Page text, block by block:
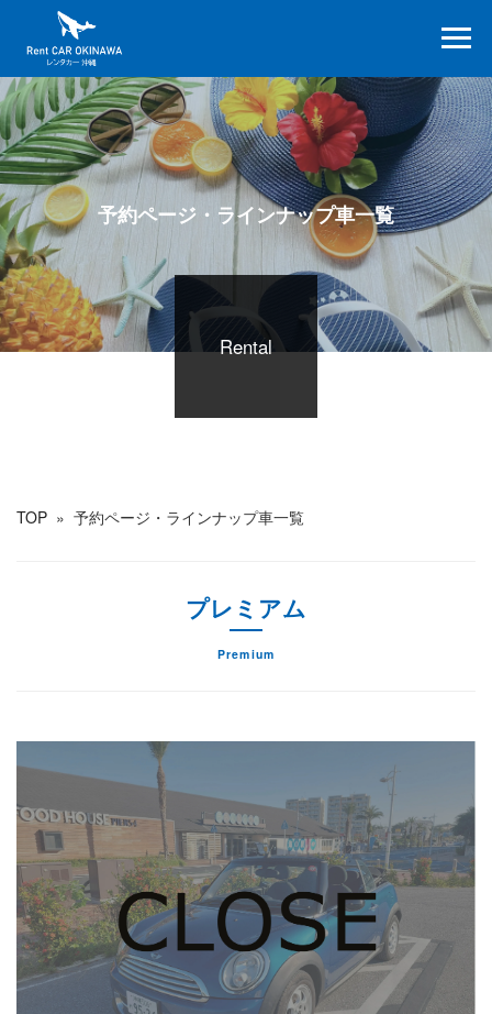
予約ページ・ラインナップ車一覧
Rental
TOP » 予約ページ・ラインナップ車一覧
プレミアム
Premium